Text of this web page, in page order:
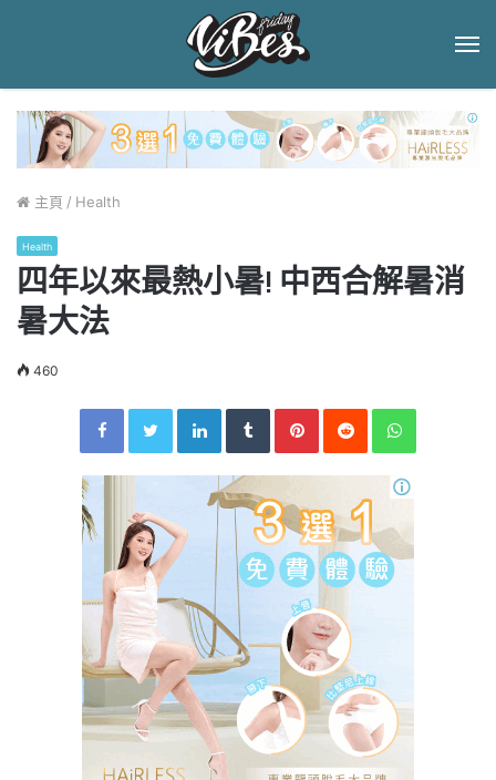
主頁 / Health
Health
四年以來最熱小暑! 中西合解暑消
暑大法
460
Facebook Twitter LinkedIn Tumblr Pinterest Reddit